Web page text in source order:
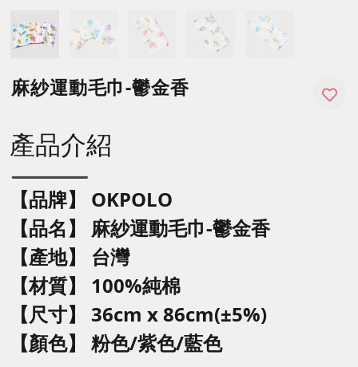
麻紗運動毛巾-鬱金香
產品介紹
【品牌】 OKPOLO
【品名】 麻紗運動毛巾-鬱金香
【產地】 台灣
【材質】 100%純棉
【尺寸】 36cm x 86cm(±5%)
【顏色】 粉色/紫色/藍色